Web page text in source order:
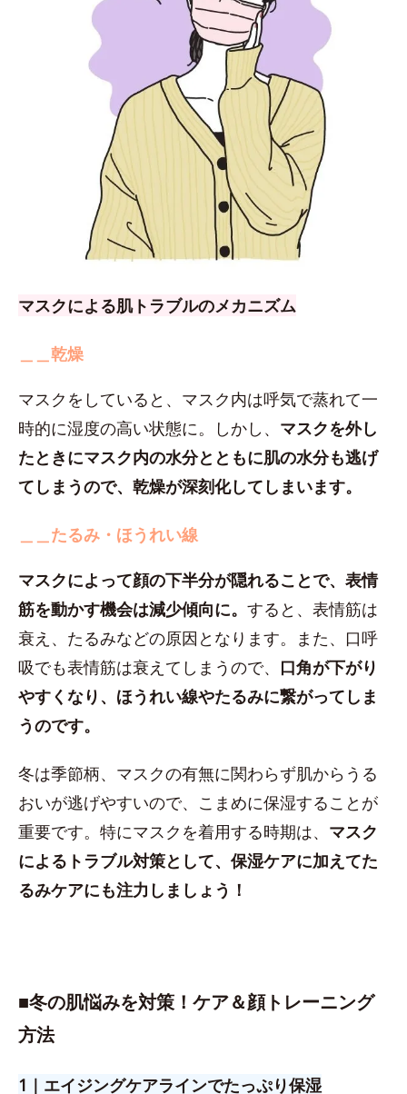
マスクによる肌トラブルのメカニズム
＿＿乾燥
マスクをしていると、マスク内は呼気で蒸れて一
時的に湿度の高い状態に。しかし、 マスクを外し
たときにマスク内の水分とともに肌の水分も逃げ
てしまうので、乾燥が深刻化してしまいます。
＿＿たるみ・ほうれい線
マスクによって顔の下半分が隠れることで、表情
筋を動かす機会は減少傾向に。 すると、表情筋は
衰え、たるみなどの原因となります。また、口呼
吸でも表情筋は衰えてしまうので、 口角が下がり
やすくなり、ほうれい線やたるみに繋がってしま
うのです。
冬は季節柄、マスクの有無に関わらず肌からうる
おいが逃げやすいので、こまめに保湿することが
重要です。特にマスクを着用する時期は、 マスク
によるトラブル対策として、保湿ケアに加えてた
るみケアにも注力しましょう！
■冬の肌悩みを対策！ケア＆顔トレーニング
方法
1｜エイジングケアラインでたっぷり保湿